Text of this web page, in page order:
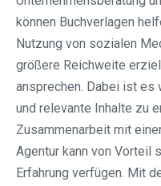
können Buchverlagen
Nutzung von sozialen
größere Reichweite
ansprechen. Dabei ist es
und relevante Inhalte zu
Zusammenarbeit mit
Agentur kann von Vorteil
Erfahrung verfügen. Mit